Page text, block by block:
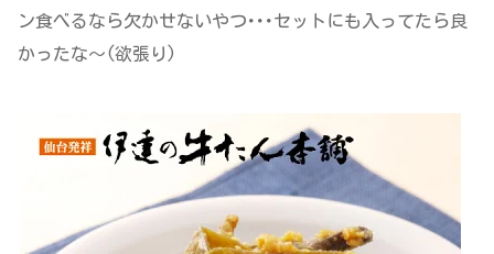
ン食べるなら欠かせないやつ･･･セットにも入ってたら良
かったな～(欲張り)